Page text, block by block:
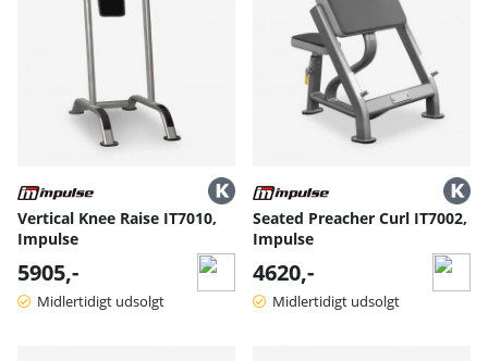
Vertical Knee Raise IT7010,
Impulse
5905,-
Midlertidigt udsolgt
Seated Preacher Curl IT7002,
Impulse
4620,-
Midlertidigt udsolgt